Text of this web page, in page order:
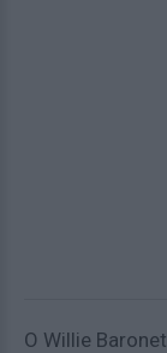
Ο Willie Baronet